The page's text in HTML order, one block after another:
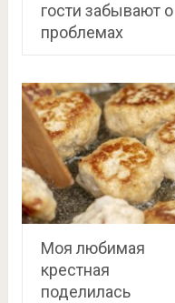
гости забывают о
проблемах
Моя любимая
крестная
поделилась